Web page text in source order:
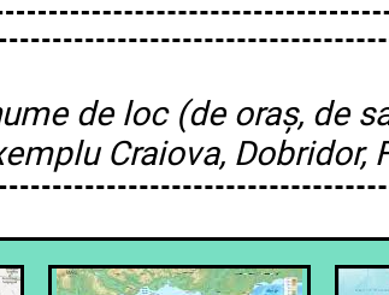
de loc (de oraș, de
Craiova, Dobridor,